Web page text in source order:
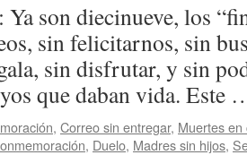
son diecinueve, los
sin felicitarnos, sin
sin disfrutar, y sin
que daban vida.
, Correo sin entregar, Muertes
, Duelo, Madres sin hijos,